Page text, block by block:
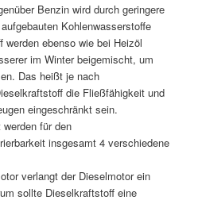
Benzin wird durch geringere
Kohlenwasserstoffe
ebenso wie bei Heizöl
im Winter beigemischt, um
Das heißt je nach
die Fließfähigkeit und
eingeschränkt sein.
für den
insgesamt 4 verschiedene
verlangt der Dieselmotor ein
sollte Dieselkraftstoff eine